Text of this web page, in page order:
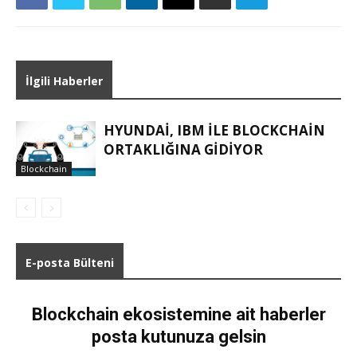
İlgili Haberler
Blockchain
HYUNDAI, IBM ILE BLOCKCHAIN
ORTAKLIĞINA GIDIYOR
E-posta Bülteni
Blockchain ekosistemine ait haberler
posta kutunuza gelsin